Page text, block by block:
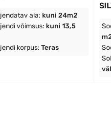
ala: kuni 24m2
võimsus: kuni 13,5
korpus: Teras